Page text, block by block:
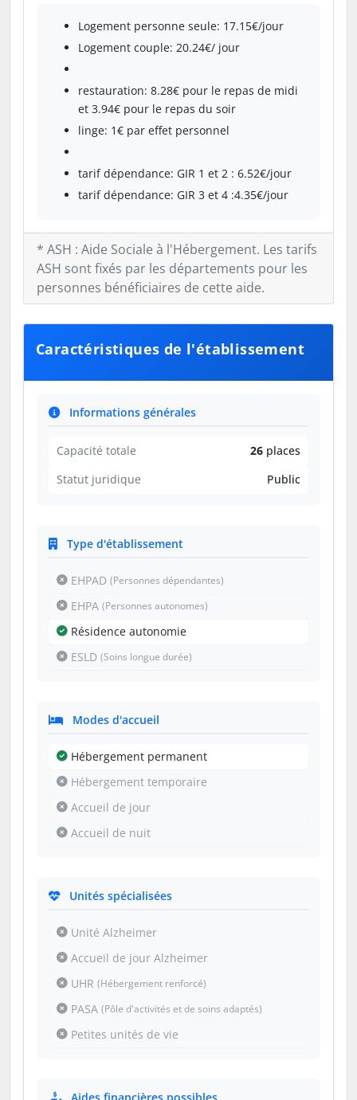
Logement personne seule: 17.15€/jour
Logement couple: 20.24€/ jour
restauration: 8.28€ pour le repas de midi
et 3.94€ pour le repas du soir
linge: 1€ par effet personnel
tarif dépendance: GIR 1 et 2 : 6.52€/jour
tarif dépendance: GIR 3 et 4 :4.35€/jour
* ASH : Aide Sociale à l'Hébergement. Les tarifs
ASH sont fixés par les départements pour les
personnes bénéficiaires de cette aide.
Caractéristiques de l'établissement
Informations générales
Capacité totale 26 places
Statut juridique
Public
Type d'établissement
EHPAD (Personnes dépendantes)
EHPA (Personnes autonomes)
Résidence autonomie
ESLD (Soins longue durée)
Modes d'accueil
Hébergement permanent
Hébergement temporaire
Accueil de jour
Accueil de nuit
Unités spécialisées
Unité Alzheimer
Accueil de jour Alzheimer
UHR (Hébergement renforcé)
PASA (Pôle d'activités et de soins adaptés)
Petites unités de vie
Aides financières possibles